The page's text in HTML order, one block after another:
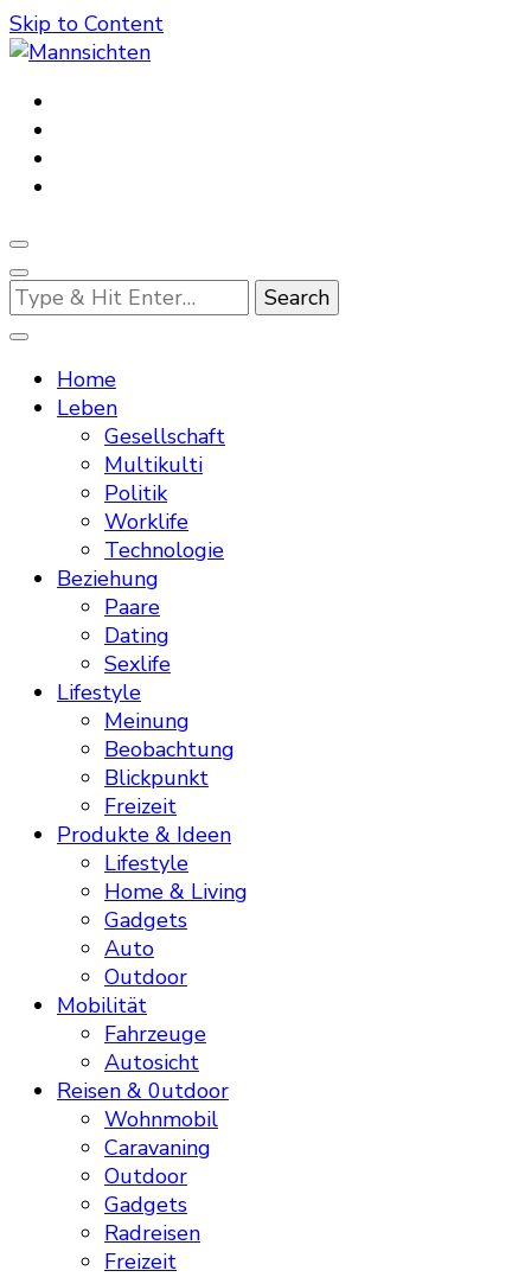
Skip to Content
Mannsichten
Was Männer wollen. Was Männer denken.
Looking
for
Something?
Home
Leben
Gesellschaft
Multikulti
Politik
Worklife
Technologie
Beziehung
Paare
Dating
Sexlife
Lifestyle
Meinung
Beobachtung
Blickpunkt
Freizeit
Produkte & Ideen
Lifestyle
Home & Living
Gadgets
Auto
Outdoor
Mobilität
Fahrzeuge
Autosicht
Reisen & 0utdoor
Wohnmobil
Caravaning
Outdoor
Gadgets
Radreisen
Freizeit